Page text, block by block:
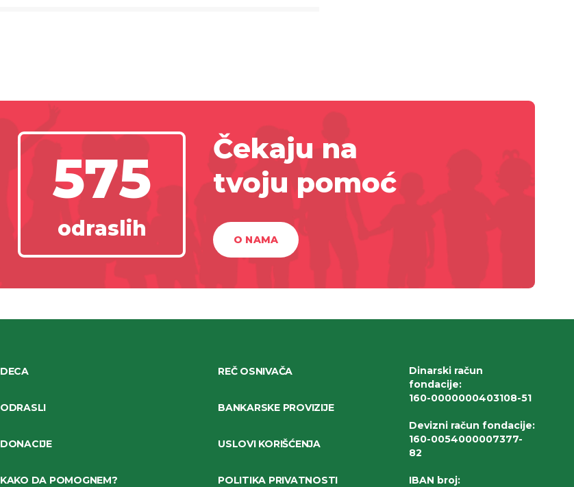
575
odraslih
Čekaju na
tvoju pomoć
O NAMA
DECA
ODRASLI
DONACIJE
KAKO DA POMOGNEM?
REČ OSNIVAČA
BANKARSKE PROVIZIJE
USLOVI KORIŠĆENJA
POLITIKA PRIVATNOSTI
Dinarski račun
fondacije:
160-0000000403108-51
Devizni račun fondacije:
160-0054000007377-
82
IBAN broj: